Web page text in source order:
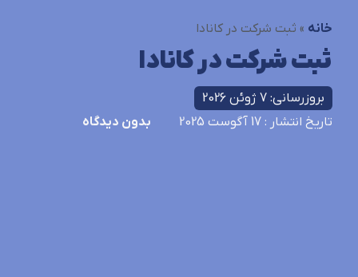
خانه » ثبت شرکت در کانادا
ثبت شرکت در کانادا
بروزرسانی: 7 ژوئن 2026
تاریخ انتشار : 17 آگوست 2025 بدون دیدگاه